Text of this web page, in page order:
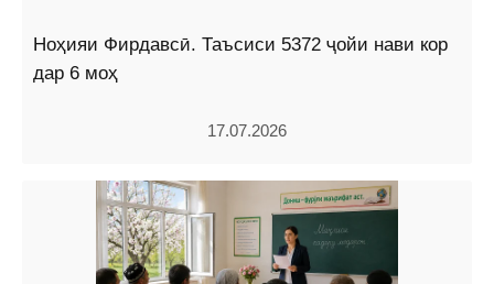
Ноҳияи Фирдавсӣ. Таъсиси 5372 ҷойи нави кор
дар 6 моҳ
17.07.2026